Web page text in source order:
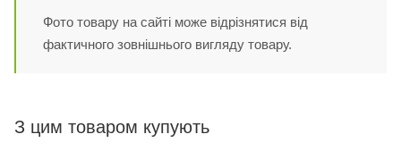
Фото товару на сайті може відрізнятися від
фактичного зовнішнього вигляду товару.
З цим товаром купують